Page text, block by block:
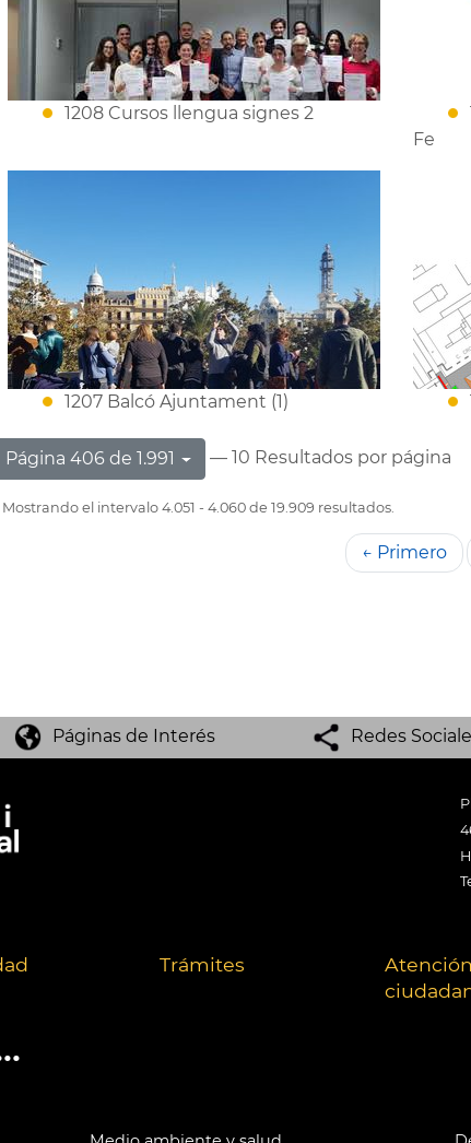
1208 Cursos llengua signes 2
Fe
1207 Balcó Ajuntament (1)
Página 406 de 1.991 — 10 Resultados por página
Mostrando el intervalo 4.051 - 4.060 de 19.909 resultados.
← Primero
Páginas de Interés Redes
Trámites
Atención